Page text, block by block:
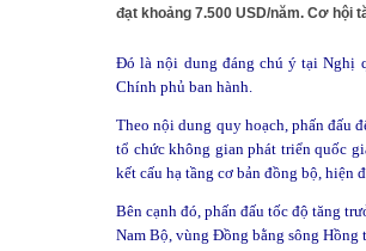
đạt khoảng 7.500 USD/năm. Cơ hội
Đó là nội dung đáng chú ý tại Nghị
Chính phủ ban hành.
Theo nội dung quy hoạch, phấn đấu
tổ chức không gian phát triển quốc
kết cấu hạ tầng cơ bản đồng bộ, hiện
Bên cạnh đó, phấn đấu tốc độ tăng
Nam Bộ, vùng Đồng bằng sông Hồng